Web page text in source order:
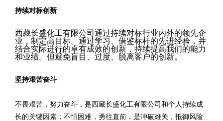
持续对标创新
西藏长盛化工有限公司通过持续对标行业内外的领先企
业，制定高目标。通过学习、借鉴标杆的先进经验，并
结合实际进行的卓有成效的创新，持续提高我们的能力
和业绩。但避免盲目、过度、脱离客户的创新。
坚持艰苦奋斗
不畏艰苦，努力奋斗，是西藏长盛化工有限公司和个人持续成
长的关键因素；不怕困难，勇往直前，是冲破难关，抵御风险